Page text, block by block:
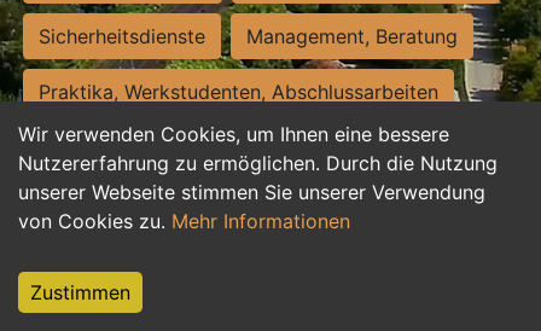
Wir verwenden Cookies, um Ihnen eine bessere
Nutzererfahrung zu ermöglichen. Durch die Nutzung
unserer Webseite stimmen Sie unserer Verwendung
von Cookies zu. Mehr Informationen
Zustimmen
Sicherheitsdienste Management, Beratung
Praktika, Werkstudenten, Abschlussarbeiten
Personalwesen Assistenz, Sekretariat
Hilfskräfte, Aushilfs- und Nebenjobs
Weiterbildung, Studium, duale Ausbildung